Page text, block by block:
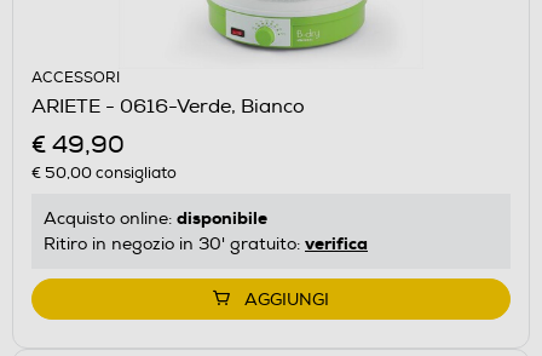
ACCESSORI
ARIETE - 0616-Verde, Bianco
€ 49,90
€ 50,00consigliato
Acquisto online: disponibile
Ritiro in negozio in 30' gratuito: verifica
AGGIUNGI